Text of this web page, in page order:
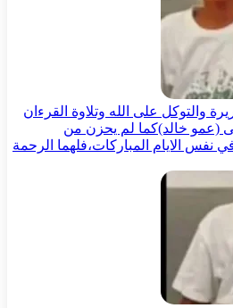
والتوكل على الله وتلاوة القرءان
(عمو خالد)كما لم يحزن من
نفس الايام المباركات،فلهما الرحمة